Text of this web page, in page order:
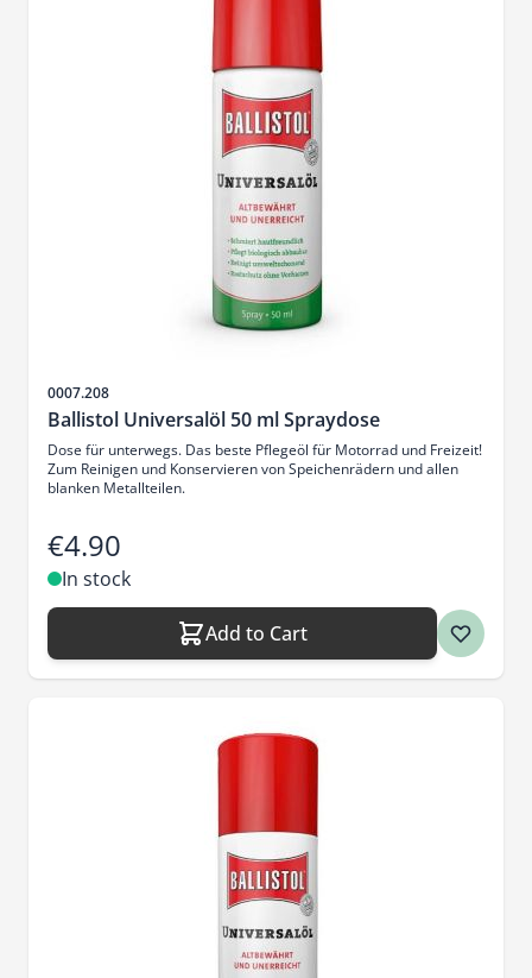
Sku
0007.208
Ballistol Universalöl 50 ml Spraydose
Dose für unterwegs. Das beste Pflegeöl für Motorrad und Freizeit!
Zum Reinigen und Konservieren von Speichenrädern und allen
blanken Metallteilen.
€4.90
In stock
Add to Cart